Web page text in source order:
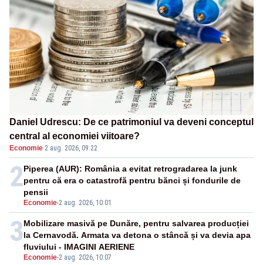
Daniel Udrescu: De ce patrimoniul va deveni conceptul
central al economiei viitoare?
Economie·2 aug. 2026, 09:22
2
Economie-2 aug. 2026, 10:01
Piperea (AUR): România a evitat retrogradarea la junk
pentru că era o catastrofă pentru bănci și fondurile de
pensii
3
Economie-2 aug. 2026, 10:07
Mobilizare masivă pe Dunăre, pentru salvarea producției
la Cernavodă. Armata va detona o stâncă și va devia apa
fluviului - IMAGINI AERIENE